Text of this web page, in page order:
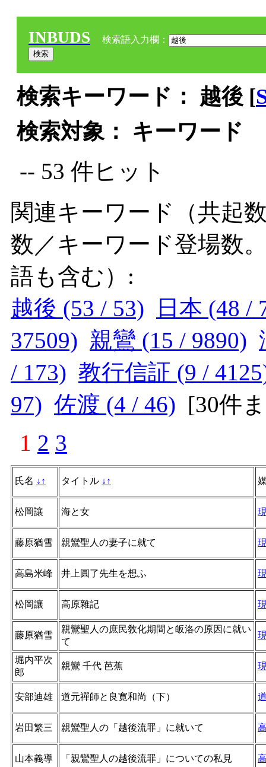
INBUDS 検索語入力欄：
検索キーワード： 越後 [
検索対象： キーワード
-- 53 件ヒット
関連キーワード（共起
数／キーワード登場数
語も含む）:
越後 (53 / 53)
日本 (48 /
37509) 親鸞 (15 / 9890)
/ 173) 教行信証 (9 /
97) 佐渡 (4 / 46) [30件
1 2 3
氏名 ↓ ↑ タイトル ↓ ↑
松岡讓 海と女
藤原猶雪 親鸞聖人の妻子に就て
高島米峰 井上圓了先生を想ふ
松岡讓 高原雜記
藤原猶雪
親鸞聖人の庶民敎化期間と皈洛の原因に就い
て
堀内平次
郎
親鸞 千代 芭蕉
安部迪雄 道元禪師と良寛和尚（下）
岩田繁三 親鸞聖人の「越後流罪」に就いて
山本義導 「親鸞聖人の越後流罪」についての私見